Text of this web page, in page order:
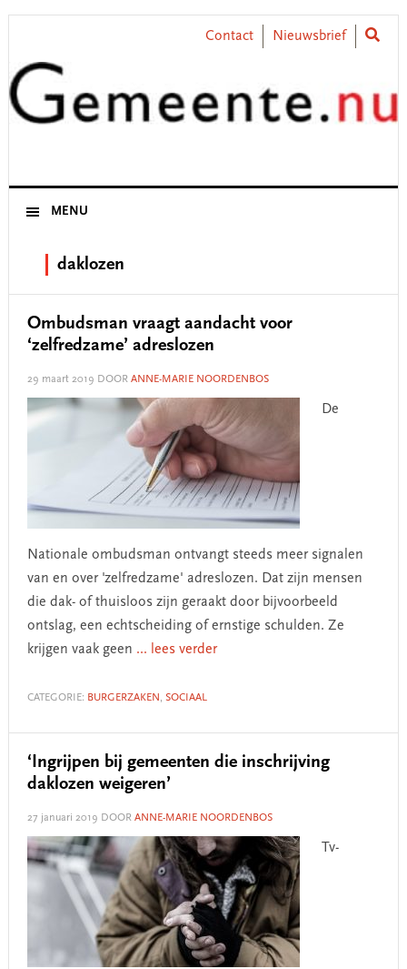
Skip
primary
navigation
Skip
content
Skip
primary
sidebar
Skip
footer
Contact Nieuwsbrief
MENU
daklozen
Ombudsman vraagt aandacht voor
‘zelfredzame’ adreslozen
29 maart 2019 DOOR ANNE-MARIE NOORDENBOS
De
Nationale ombudsman ontvangt steeds meer signalen
van en over 'zelfredzame' adreslozen. Dat zijn mensen
die dak- of thuisloos zijn geraakt door bijvoorbeeld
ontslag, een echtscheiding of ernstige schulden. Ze
krijgen vaak geen ... lees verder
CATEGORIE: BURGERZAKEN , SOCIAAL
‘Ingrijpen bij gemeenten die inschrijving
daklozen weigeren’
27 januari 2019 DOOR ANNE-MARIE NOORDENBOS
Tv-